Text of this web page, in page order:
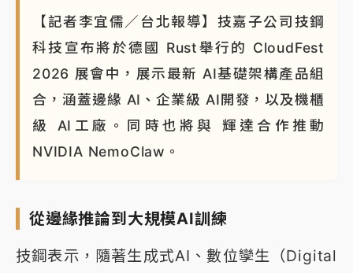
【記者李宜儒／台北報導】技嘉子公司技鋼
科技宣布將於德國 Rust舉行的 CloudFest
2026 展會中，展示最新 AI基礎架構產品組
合，涵蓋邊緣 AI、企業級 AI開發，以及機櫃
級 AI工廠。同時也將與 輝達合作推動
NVIDIA NemoClaw。
從邊緣推論到大規模AI訓練
技鋼表示，隨著生成式AI、數位孿生（Digital